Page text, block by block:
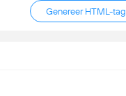
Genereer HTML-tag